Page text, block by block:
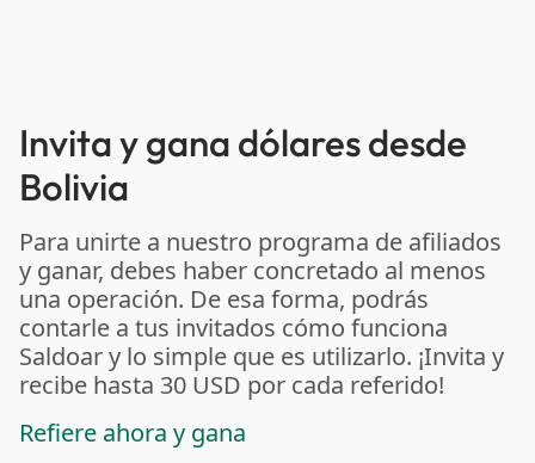
Invita y gana dólares desde
Bolivia
Para unirte a nuestro programa de afiliados
y ganar, debes haber concretado al menos
una operación. De esa forma, podrás
contarle a tus invitados cómo funciona
Saldoar y lo simple que es utilizarlo. ¡Invita y
recibe hasta 30 USD por cada referido!
Refiere ahora y gana